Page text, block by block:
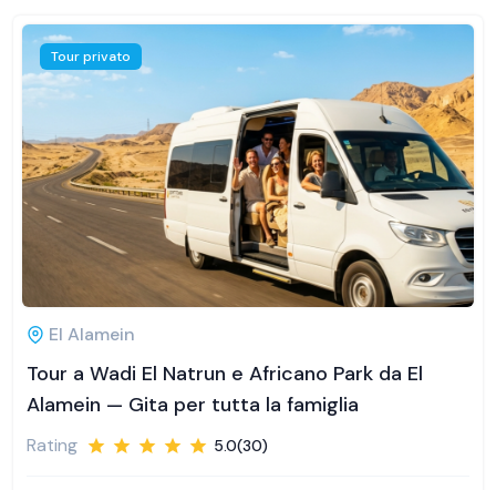
Tour privato
El Alamein
Tour a Wadi El Natrun e Africano Park da El
Alamein — Gita per tutta la famiglia
Rating 5.0(30)